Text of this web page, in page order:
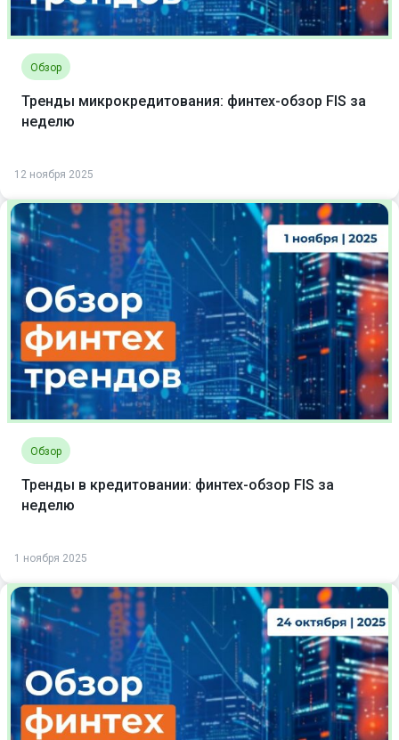
Обзор
Тренды микрокредитования: финтех-обзор FIS за
неделю
12 ноября 2025
Обзор
Тренды в кредитовании: финтех-обзор FIS за
неделю
1 ноября 2025